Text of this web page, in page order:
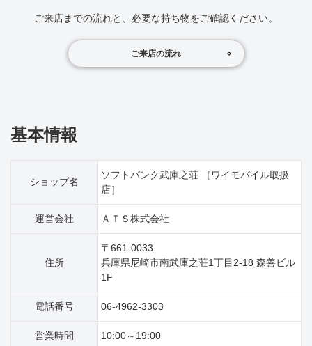
ご来店までの流れと、必要な持ち物をご確認ください。
ご来店の流れ
基本情報
ショップ名
ソフトバンク武庫之荘 ［ワイモバイル取扱
店］
運営会社 ＡＴＳ株式会社
住所
〒661-0033
兵庫県尼崎市南武庫之荘1丁目2‐18 森善ビル
1F
電話番号 06-4962-3303
営業時間 10:00～19:00